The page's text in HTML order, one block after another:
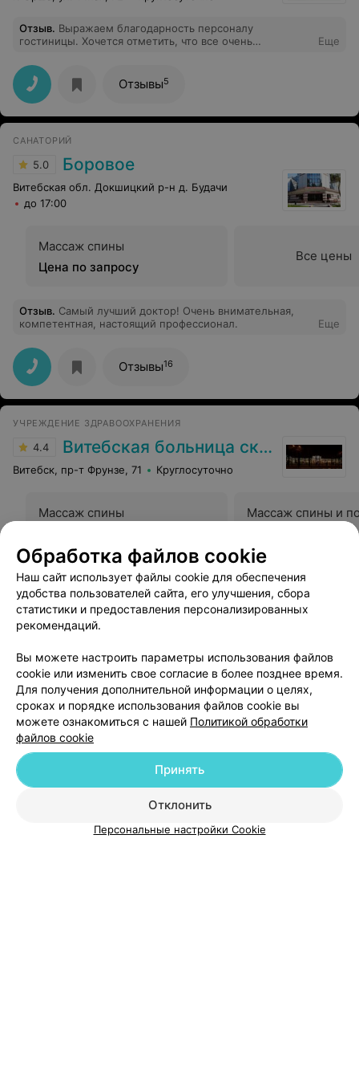
анализ.потом терапевт отправила на кардиограмму.где
На 30.0821. короче потратила на прием моей жены
ровно 2 минуты. Даже не спросив и не выслушав
эту поликлинику не ногой. Врачи новые просто ужас.
Пациенты для них это не люди а расходный материал.
Вот тебе и бесплатная медицина
Отзыв. Выражаем благодарность персоналу
гостиницы. Хочется отметить, что все очень
атмосфера хорошего отдыха и отличного настроения.
Мы уже дважды здесь побывали, надеемся приехать
еще! Огромное Спасибо всем!
Еще
Отзывы5
САНАТОРИЙ
5.0 Боровое
Витебская обл. Докшицкий р-н д. Будачи
до 17:00
Массаж спины
Цена по запросу
Все цены
Отзыв. Самый лучший доктор! Очень внимательная,
компетентная, настоящий профессионал.
Еще
Отзывы16
УЧРЕЖДЕНИЕ ЗДРАВООХРАНЕНИЯ
4.4 Витебская больница скорой помощи
Витебск, пр-т Фрунзе, 71 Круглосуточно
Массаж спины
Массаж спины и
Отзыв. Огромная благодарность моему
практикующему лечащему хирургу Андрею
Владимировичу за проведенную холецистоэктомию!
Доктор, который не только с золотыми руками ,но и с
добрым Побольше бы таких, и осложнений после
Добавить компанию
Обработка файлов cookie
Наш сайт использует файлы cookie для обеспечения
удобства пользователей сайта, его улучшения, сбора
статистики и предоставления персонализированных
рекомендаций.
Вы можете настроить параметры использования файлов
cookie или изменить свое согласие в более позднее время.
Для получения дополнительной информации о целях,
сроках и порядке использования файлов cookie вы
можете ознакомиться с нашей Политикой обработки
файлов cookie
Отклонить
Принять
Персональные настройки Cookie